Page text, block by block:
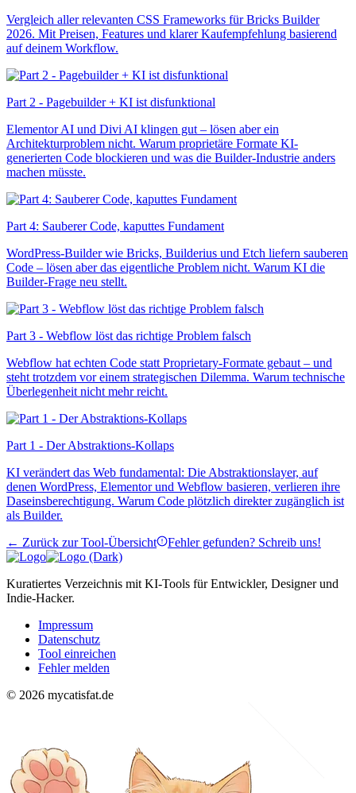
Vergleich aller relevanten CSS Frameworks für Bricks Builder
2026. Mit Preisen, Features und klarer Kaufempfehlung basierend
auf deinem Workflow.
Part 2 - Pagebuilder + KI ist disfunktional
Elementor AI und Divi AI klingen gut – lösen aber ein
Architekturproblem nicht. Warum proprietäre Formate KI-
generierten Code blockieren und was die Builder-Industrie anders
machen müsste.
Part 4: Sauberer Code, kaputtes Fundament
WordPress-Builder wie Bricks, Builderius und Etch liefern sauberen
Code – lösen aber das eigentliche Problem nicht. Warum KI die
Builder-Frage neu stellt.
Part 3 - Webflow löst das richtige Problem falsch
Webflow hat echten Code statt Proprietary-Formate gebaut – und
steht trotzdem vor einem strategischen Dilemma. Warum technische
Überlegenheit nicht mehr reicht.
Part 1 - Der Abstraktions-Kollaps
KI verändert das Web fundamental: Die Abstraktionslayer, auf
denen WordPress, Elementor und Webflow basieren, verlieren ihre
Daseinsberechtigung. Warum Code plötzlich direkter zugänglich ist
als Builder.
← Zurück zur Tool-Übersicht
Fehler gefunden? Schreib uns!
Kuratiertes Verzeichnis mit KI-Tools für Entwickler, Designer und
Indie-Hacker.
Impressum
Datenschutz
Tool einreichen
Fehler melden
© 2026 mycatisfat.de